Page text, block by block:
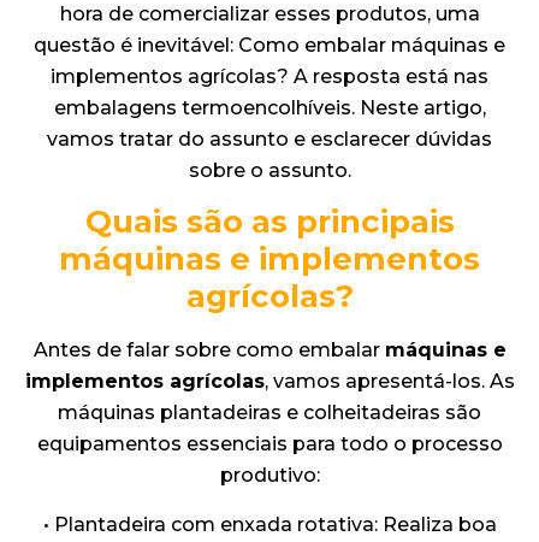
hora de comercializar esses produtos, uma
questão é inevitável: Como embalar máquinas e
implementos agrícolas? A resposta está nas
embalagens termoencolhíveis. Neste artigo,
vamos tratar do assunto e esclarecer dúvidas
sobre o assunto.
Quais são as principais
máquinas e implementos
agrícolas?
Antes de falar sobre como embalar máquinas e
implementos agrícolas, vamos apresentá-los. As
máquinas plantadeiras e colheitadeiras são
equipamentos essenciais para todo o processo
produtivo:
• Plantadeira com enxada rotativa: Realiza boa